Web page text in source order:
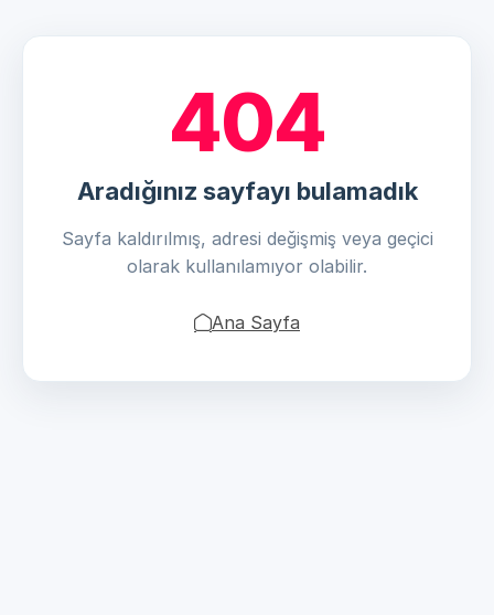
404
Aradığınız sayfayı bulamadık
Sayfa kaldırılmış, adresi değişmiş veya geçici
olarak kullanılamıyor olabilir.
Ana Sayfa